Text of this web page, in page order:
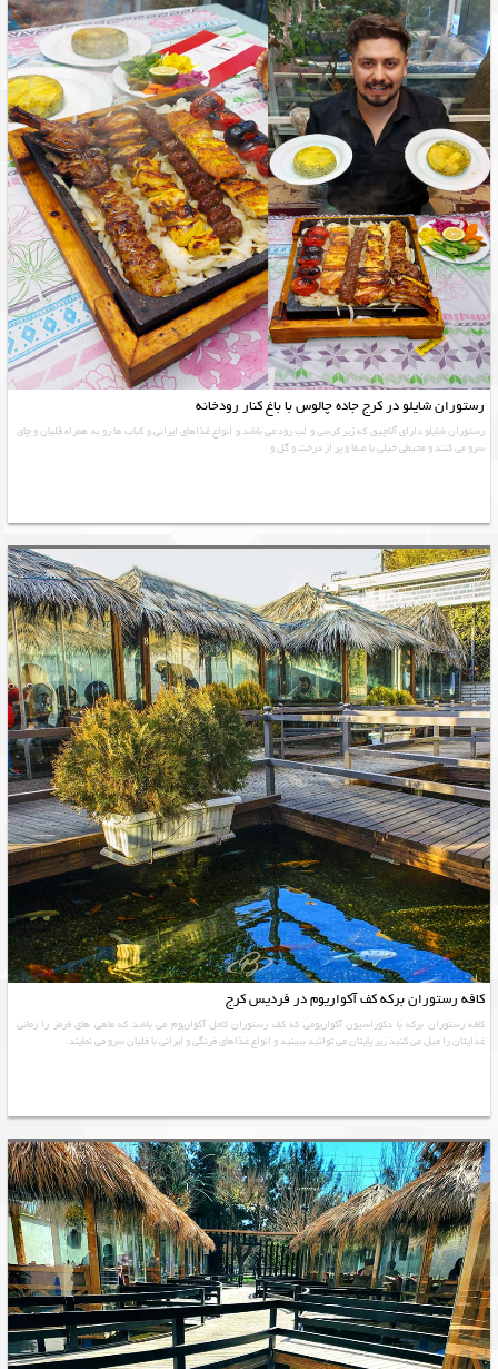
رستوران شایلو در کرج جاده چالوس با باغ کنار رودخانه
رستوران شایلو دارای آلاچیق که زیر کرسی و لب رود می باشد و انواع غذاهای ایرانی و کباب ها رو به همراه قلیان و چای
سرو می کنند و محیطی خیلی با صفا و پر از درخت و گل و
کافه رستوران برکه کف آکواریوم در فردیس کرج
کافه رستوران برکه با دکوراسیون آکواریومی که کف رستوران کامل آکواریوم می باشد که ماهی های قرمز را زمانی
غذایتان را میل می کنید زیر پایتان می توانید ببینید و انواع غذاهای فرنگی و ایرانی با قلیان سرو می نمایند.